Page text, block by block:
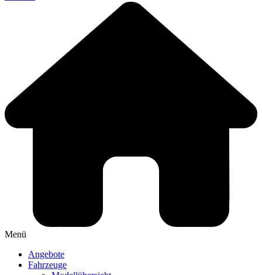
Menü
Angebote
Fahrzeuge